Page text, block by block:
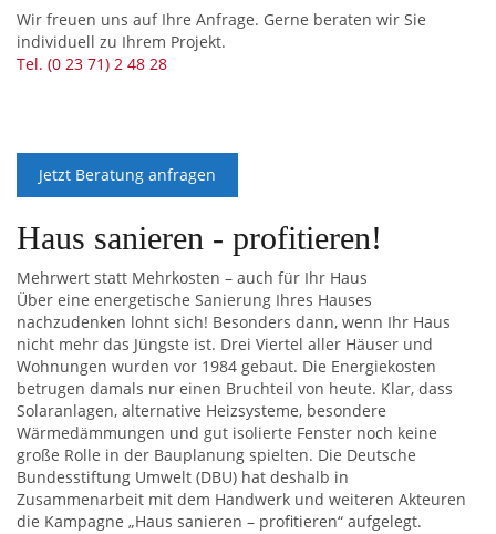
Wir freuen uns auf Ihre Anfrage. Gerne beraten wir Sie
individuell zu Ihrem Projekt.
Tel. (0 23 71) 2 48 28
Jetzt Beratung anfragen
Haus sanieren - profitieren!
Mehrwert statt Mehrkosten – auch für Ihr Haus
Über eine energetische Sanierung Ihres Hauses
nachzudenken lohnt sich! Besonders dann, wenn Ihr Haus
nicht mehr das Jüngste ist. Drei Viertel aller Häuser und
Wohnungen wurden vor 1984 gebaut. Die Energiekosten
betrugen damals nur einen Bruchteil von heute. Klar, dass
Solaranlagen, alternative Heizsysteme, besondere
Wärmedämmungen und gut isolierte Fenster noch keine
große Rolle in der Bauplanung spielten. Die Deutsche
Bundesstiftung Umwelt (DBU) hat deshalb in
Zusammenarbeit mit dem Handwerk und weiteren Akteuren
die Kampagne „Haus sanieren – profitieren“ aufgelegt.